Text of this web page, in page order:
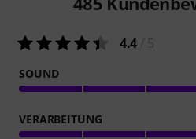
4.4
SOUND
VERARBEITUNG